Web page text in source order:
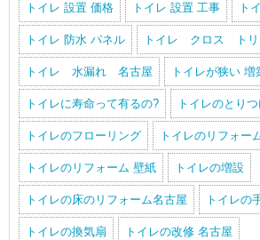
トイレ 設置 価格 トイレ 設置 工事 ト
トイレ 防水 パネル トイレ クロス トリ
トイレ 水漏れ 名古屋 トイレが狭い 増
トイレに寿命って有るの? トイレのとりつ
トイレのフローリング トイレのリフォー
トイレのリフォーム 壁紙 トイレの増設
トイレの床のリフォーム名古屋 トイレの
トイレの換気扇 トイレの改修 名古屋